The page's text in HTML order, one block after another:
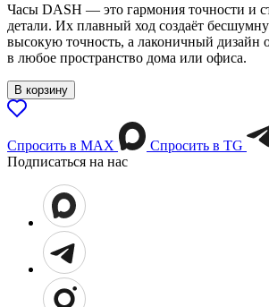
Часы DASH — это гармония точности и
детали. Их плавный ход создаёт
высокую точность, а лаконичный дизайн
в любое пространство дома или офиса.
В корзину
Спросить в МАХ
Спросить в TG
Подписаться на нас